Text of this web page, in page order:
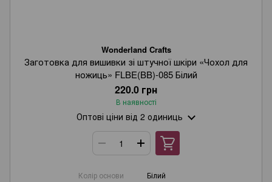
Wonderland Crafts
Заготовка для вишивки зі штучної шкіри «Чохол для
ножиць» FLBE(BB)-085 Білий
220.0 грн
В наявності
Оптові ціни від 2 одиниць
Колір основи
Білий